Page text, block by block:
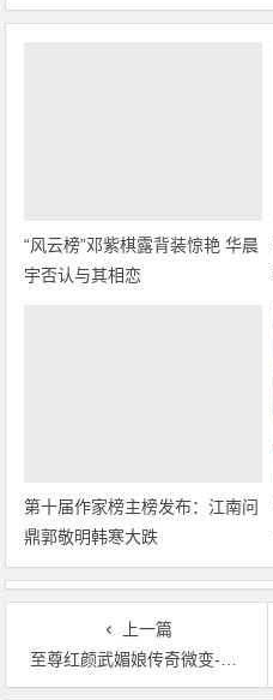
“风云榜”邓紫棋露背装惊艳 华晨
宇否认与其相恋
第十届作家榜主榜发布：江南问
鼎郭敬明韩寒大跌
上一篇
至尊红颜武媚娘传奇微变-武媚娘传奇武媚娘流产是高阳害的吗